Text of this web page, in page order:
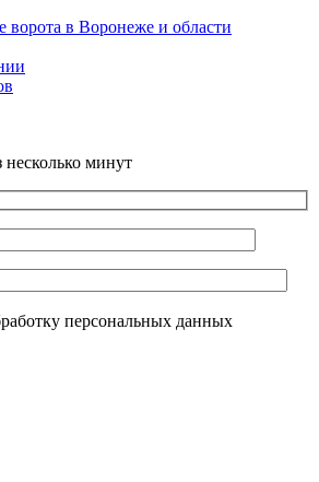
ворота в Воронеже и области
минут
персональных данных